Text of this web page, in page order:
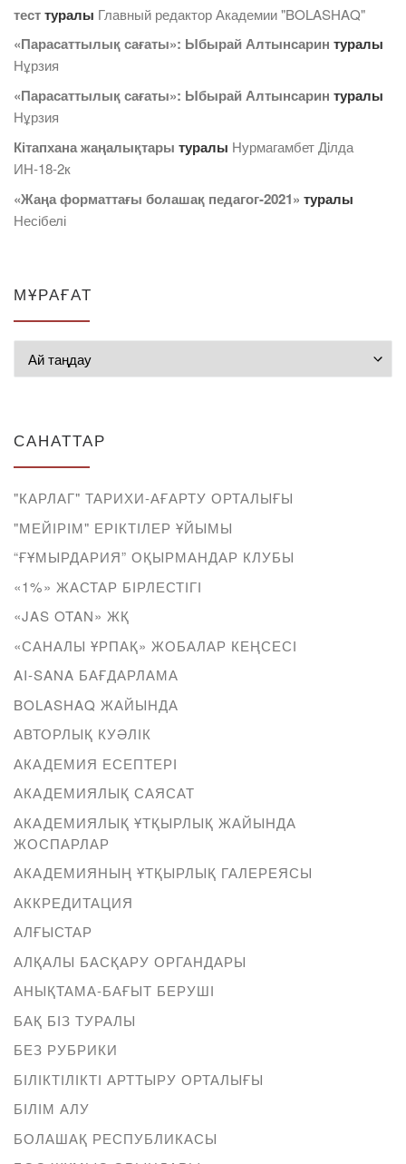
тесттуралы Главный редактор Академии "BOLASHAQ"
«Парасаттылық сағаты»: Ыбырай Алтынсарин туралы
Нұрзия
«Парасаттылық сағаты»: Ыбырай Алтынсарин туралы
Нұрзия
Кітапхана жаңалықтары туралы Нурмагамбет Дiлда
ИН-18-2к
«Жаңа форматтағы болашақ педагог-2021» туралы
Несібелі
МҰРАҒАТ
САНАТТАР
"КАРЛАГ" ТАРИХИ-АҒАРТУ ОРТАЛЫҒЫ
"МЕЙІРІМ" ЕРІКТІЛЕР ҰЙЫМЫ
“ҒҰМЫРДАРИЯ” ОҚЫРМАНДАР КЛУБЫ
«1%» ЖАСТАР БІРЛЕСТІГІ
«JAS OTAN» ЖҚ
«САНАЛЫ ҰРПАҚ» ЖОБАЛАР КЕҢСЕСІ
AI-SANA БАҒДАРЛАМА
BOLASHAQ ЖАЙЫНДА
АВТОРЛЫҚ КУӘЛІК
АКАДЕМИЯ ЕСЕПТЕРІ
АКАДЕМИЯЛЫҚ САЯСАТ
АКАДЕМИЯЛЫҚ ҰТҚЫРЛЫҚ ЖАЙЫНДА
ЖОСПАРЛАР
АКАДЕМИЯНЫҢ ҰТҚЫРЛЫҚ ГАЛЕРЕЯСЫ
АККРЕДИТАЦИЯ
АЛҒЫСТАР
АЛҚАЛЫ БАСҚАРУ ОРГАНДАРЫ
АНЫҚТАМА-БАҒЫТ БЕРУШІ
БАҚ БІЗ ТУРАЛЫ
БЕЗ РУБРИКИ
БІЛІКТІЛІКТІ АРТТЫРУ ОРТАЛЫҒЫ
БІЛІМ АЛУ
БОЛАШАҚ РЕСПУБЛИКАСЫ